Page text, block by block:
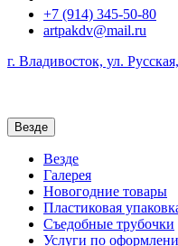
+7 (914) 345-50-80
artpakdv@mail.ru
г. Владивосток, ул.
Везде
Везде
Галерея
Новогодние товары
Пластиковая
Съедобные трубочки
Услуги по